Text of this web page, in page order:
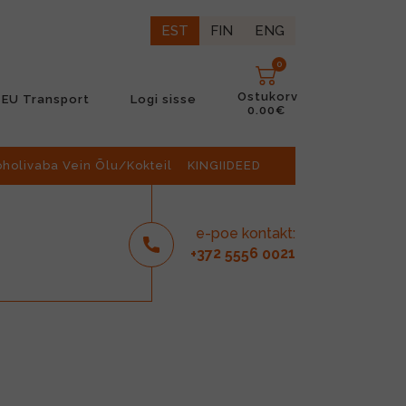
EST FIN ENG
EU Transport Logi sisse
0
Ostukorv
0.00€
Vein Õlu/Kokteil KINGIIDEED
e-poe kontakt:
+372 5556 0021